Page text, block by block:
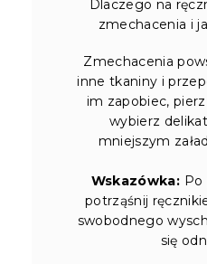
Dlaczego na
zmechacenia i
Zmechacenia
inne tkaniny i
im zapobiec,
wybierz
mniejszym
Wskazówka: Po
potrząśnij
swobodnego
się